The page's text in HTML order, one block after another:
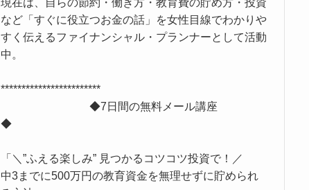
現在は、自らの節約・働き方・教育費の貯め方・投資
など「すぐに役立つお金の話」を女性目線でわかりや
すく伝えるファイナンシャル・プランナーとして活動
中。
************************
◆7日間の無料メール講座
◆
「＼”ふえる楽しみ” 見つかるコツコツ投資で！／
中3までに500万円の教育資金を無理せずに貯められ